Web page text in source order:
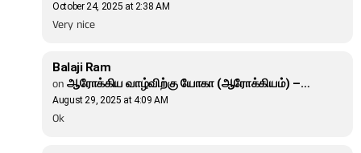
October 24, 2025 at 2:38 AM
Very nice
Balaji Ram
on ஆரோக்கிய வாழ்விற்கு யோகா (ஆரோக்கியம்) –…
August 29, 2025 at 4:09 AM
Ok